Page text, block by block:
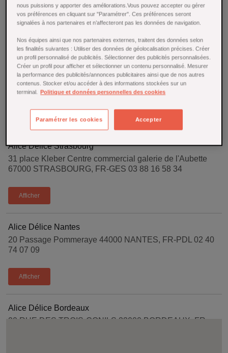
Km:
Alice Délice Lille
5 rue Esquermoise 59000 LILLE, FR-HDF 03 20 10 01 83
Alice Délice Strasbourg
31 place Kleber Centre commercial galerie de l'Aubette
67000 STRASBOURG, FR-GES 03 88 16 58 34
Afficher
Alice Délice Nantes
20 Passage Pommeraye 44000 NANTES, FR-PDL 02 40
74 07 09
Afficher
Alice Délice Bordeaux
20 RUE DES TROIS-CONILS 33000 BORDEAUX, FR-
nous puissions y apporter des améliorations.Vous pouvez accepter ou gérer
vos préférences en cliquant sur "Paramétrer". Ces préférences seront
signalées à nos partenaires et n’affecteront pas les données de navigation.
Nos équipes ainsi que nos partenaires externes, traitent des données selon
les finalités suivantes : Utiliser des données de géolocalisation précises. Créer
un profil personnalisé de publicités. Sélectionner des publicités personnalisées.
Créer un profil pour afficher et sélectionner un contenu personnalisé. Mesurer
la performance des publicités/annonces publicitaires ainsi que de nos autres
contenus. Stocker et/ou accéder à des informations stockées sur un
terminal. Politique et données personnelles des cookies
Accepter
Paramétrer les cookies